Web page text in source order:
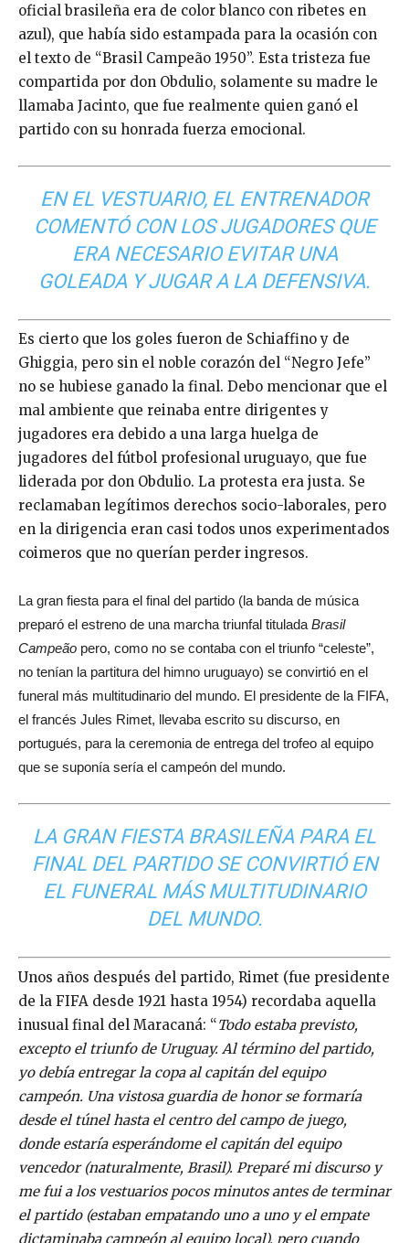
oficial brasileña era de color blanco con ribetes en
azul), que había sido estampada para la ocasión con
el texto de “Brasil Campeão 1950”. Esta tristeza fue
compartida por don Obdulio, solamente su madre le
llamaba Jacinto, que fue realmente quien ganó el
partido con su honrada fuerza emocional.
EN EL VESTUARIO, EL ENTRENADOR
COMENTÓ CON LOS JUGADORES QUE
ERA NECESARIO EVITAR UNA
GOLEADA Y JUGAR A LA DEFENSIVA.
Es cierto que los goles fueron de Schiaffino y de
Ghiggia, pero sin el noble corazón del “Negro Jefe”
no se hubiese ganado la final. Debo mencionar que el
mal ambiente que reinaba entre dirigentes y
jugadores era debido a una larga huelga de
jugadores del fútbol profesional uruguayo, que fue
liderada por don Obdulio. La protesta era justa. Se
reclamaban legítimos derechos socio-laborales, pero
en la dirigencia eran casi todos unos experimentados
coimeros que no querían perder ingresos.
La gran fiesta para el final del partido (la banda de música
preparó el estreno de una marcha triunfal titulada Brasil
Campeão pero, como no se contaba con el triunfo “celeste”,
no tenían la partitura del himno uruguayo) se convirtió en el
funeral más multitudinario del mundo. El presidente de la FIFA,
el francés Jules Rimet, llevaba escrito su discurso, en
portugués, para la ceremonia de entrega del trofeo al equipo
que se suponía sería el campeón del mundo.
LA GRAN FIESTA BRASILEÑA PARA EL
FINAL DEL PARTIDO SE CONVIRTIÓ EN
EL FUNERAL MÁS MULTITUDINARIO
DEL MUNDO.
Unos años después del partido, Rimet (fue presidente
de la FIFA desde 1921 hasta 1954) recordaba aquella
inusual final del Maracaná: “Todo estaba previsto,
excepto el triunfo de Uruguay. Al término del partido,
yo debía entregar la copa al capitán del equipo
campeón. Una vistosa guardia de honor se formaría
desde el túnel hasta el centro del campo de juego,
donde estaría esperándome el capitán del equipo
vencedor (naturalmente, Brasil). Preparé mi discurso y
me fui a los vestuarios pocos minutos antes de terminar
el partido (estaban empatando uno a uno y el empate
dictaminaba campeón al equipo local), pero cuando